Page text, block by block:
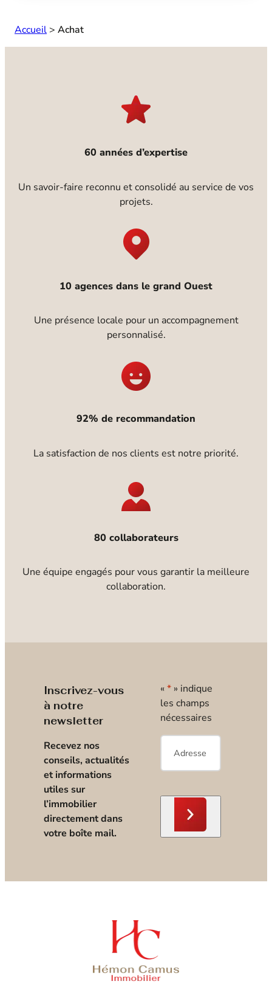
Accueil > Achat
60 années d’expertise
Un savoir-faire reconnu et consolidé au service de vos
projets.
10 agences dans le grand Ouest
Une présence locale pour un accompagnement
personnalisé.
92% de recommandation
La satisfaction de nos clients est notre priorité.
80 collaborateurs
Une équipe engagés pour vous garantir la meilleure
collaboration.
Inscrivez-vous
à notre
newsletter
Recevez nos
conseils, actualités
et informations
utiles sur
l’immobilier
directement dans
votre boîte mail.
« * » indique
les champs
nécessaires
E-
mail*